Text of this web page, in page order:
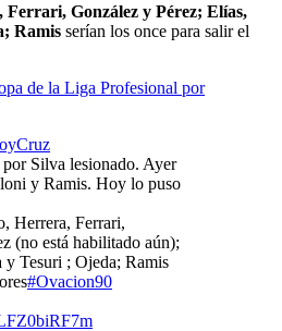
González y Pérez; Elías,
Ramis serían los once para salir el
de la Liga Profesional por
Silva lesionado. Ayer
y Ramis. Hoy lo puso
Herrera, Ferrari,
(no está habilitado aún);
y Tesuri ; Ojeda; Ramis
#Ovacion90